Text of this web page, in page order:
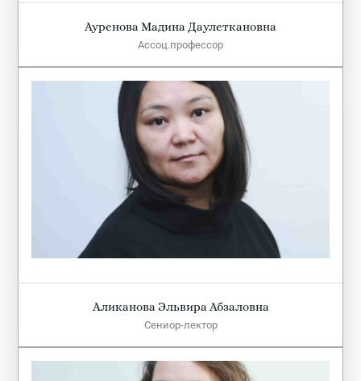
Ауренова Мадина Даулеткановна
Ассоц.профессор
Аликанова Эльвира Абзаловна
Сениор-лектор